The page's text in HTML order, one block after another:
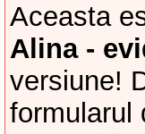
Aceasta
Alina -
versiune!
formularul